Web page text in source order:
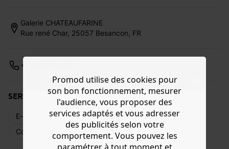
Galerie CHATEAUFARINE
Rue rené Char, 25057 Besancon, FR
+33339910200
SERVICES DISPONIBLES
E-réservation Livraison web
Retours
Commande en magasin
Cartes cadeaux
Promod utilise des cookies pour
son bon fonctionnement, mesurer
l'audience, vous proposer des
services adaptés et vous adresser
des publicités selon votre
comportement. Vous pouvez les